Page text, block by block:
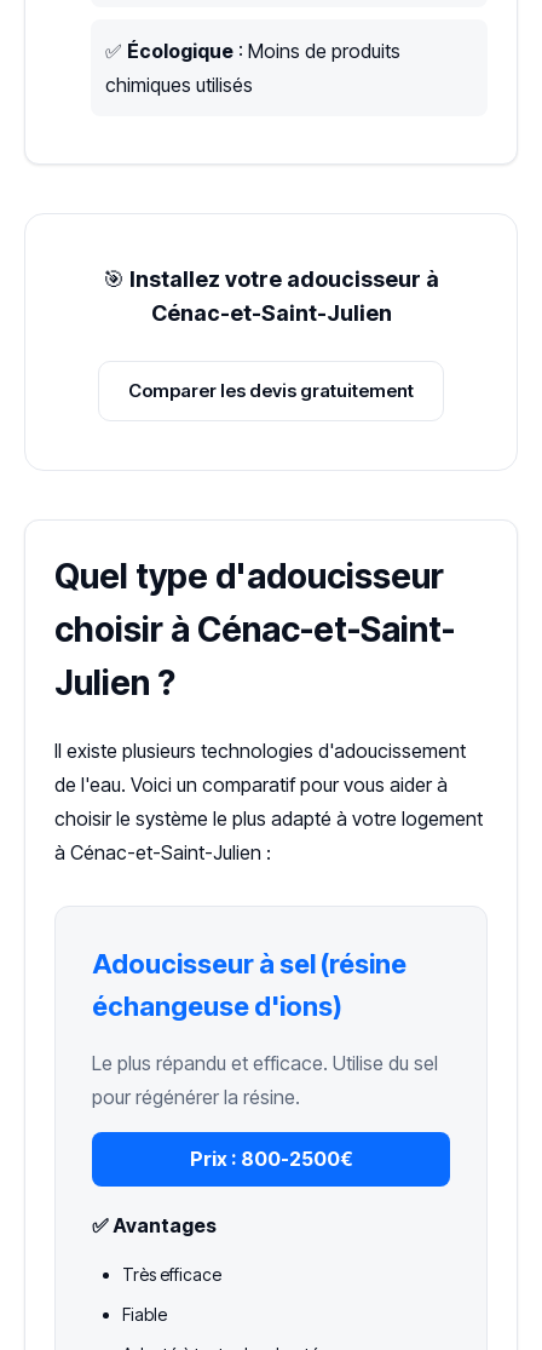
✅ Écologique : Moins de produits
chimiques utilisés
🎯 Installez votre adoucisseur à
Cénac-et-Saint-Julien
Comparer les devis gratuitement
Quel type d'adoucisseur
choisir à Cénac-et-Saint-
Julien ?
Il existe plusieurs technologies d'adoucissement
de l'eau. Voici un comparatif pour vous aider à
choisir le système le plus adapté à votre logement
à Cénac-et-Saint-Julien :
Adoucisseur à sel (résine
échangeuse d'ions)
Le plus répandu et efficace. Utilise du sel
pour régénérer la résine.
Prix : 800-2500€
✅ Avantages
Très efficace
Fiable